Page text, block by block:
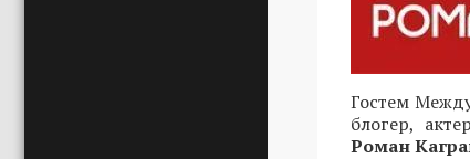
Гостем
блогер,
Роман